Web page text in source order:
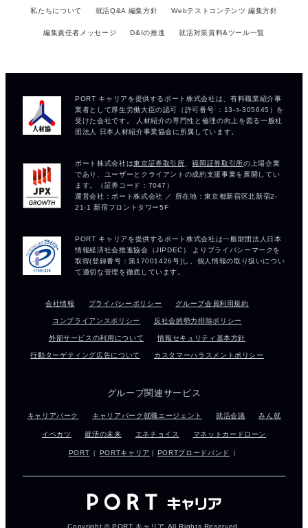
私たちについて 就活Q&A 編集方針 Webテストコンテンツ 編集方針
編集責任者メッセージ D&Iの推進 就活対策資料&ツール一覧
会社情報 プライバシーポリシー グループ会員利用規約
コンプライアンスポリシー 反社会的勢力排除ポリシー
外部サービスの利用について 情報セキュリティ基本方針
行動ターゲティング広告について カスタマーハラスメントポリシー